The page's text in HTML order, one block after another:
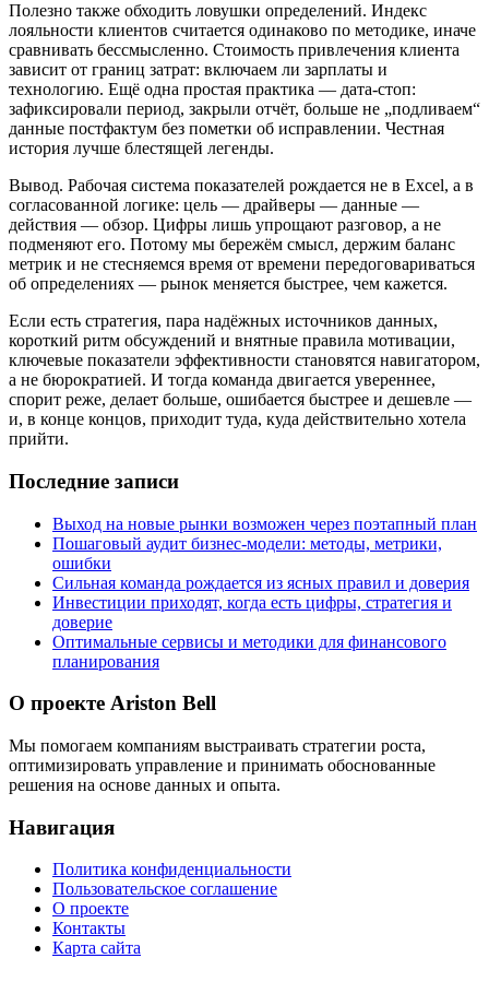
Полезно также обходить ловушки определений. Индекс
лояльности клиентов считается одинаково по методике, иначе
сравнивать бессмысленно. Стоимость привлечения клиента
зависит от границ затрат: включаем ли зарплаты и
технологию. Ещё одна простая практика — дата-стоп:
зафиксировали период, закрыли отчёт, больше не „подливаем“
данные постфактум без пометки об исправлении. Честная
история лучше блестящей легенды.
Вывод. Рабочая система показателей рождается не в Excel, а в
согласованной логике: цель — драйверы — данные —
действия — обзор. Цифры лишь упрощают разговор, а не
подменяют его. Потому мы бережём смысл, держим баланс
метрик и не стесняемся время от времени передоговариваться
об определениях — рынок меняется быстрее, чем кажется.
Если есть стратегия, пара надёжных источников данных,
короткий ритм обсуждений и внятные правила мотивации,
ключевые показатели эффективности становятся навигатором,
а не бюрократией. И тогда команда двигается увереннее,
спорит реже, делает больше, ошибается быстрее и дешевле —
и, в конце концов, приходит туда, куда действительно хотела
прийти.
Последние записи
Выход на новые рынки возможен через поэтапный план
Пошаговый аудит бизнес‑модели: методы, метрики,
ошибки
Сильная команда рождается из ясных правил и доверия
Инвестиции приходят, когда есть цифры, стратегия и
доверие
Оптимальные сервисы и методики для финансового
планирования
О проекте Ariston Bell
Мы помогаем компаниям выстраивать стратегии роста,
оптимизировать управление и принимать обоснованные
решения на основе данных и опыта.
Навигация
Политика конфиденциальности
Пользовательское соглашение
О проекте
Контакты
Карта сайта